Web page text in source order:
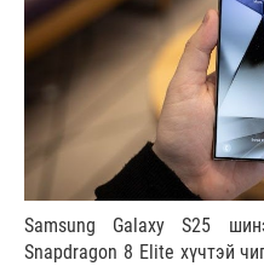
Samsung Galaxy S25
Snapdragon 8 Elite хүчтэй